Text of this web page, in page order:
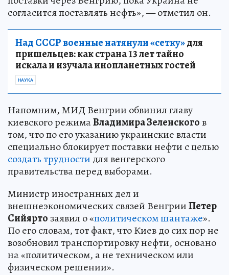
согласится поставлять нефть», — отметил он.
Над СССР военные натянули «сетку»для
пришельцев: как страна 13 лет тайно
искала и изучала инопланетных гостей
НАУКА
Напомним, МИД Венгрии обвинил главу
киевского режимаВладимира Зеленскогов
том, что по его указанию украинские власти
специально блокирует поставки нефти с целью
создать трудности для венгерского
правительства перед выборами.
Министр иностранных дел и
внешнеэкономических связей ВенгрииПетер
Сийярто заявил о «политическом шантаже».
По его словам, тот факт, что Киев до сих пор не
возобновил транспортировку нефти, основано
на «политическом, а не техническом или
физическом решении».